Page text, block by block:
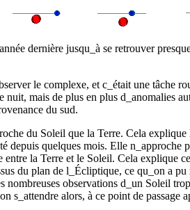
dernière jusqu_à se retrouver
le complexe, et c_était une tâche
mais de plus en plus d_anomalies
du sud.
du Soleil que la Terre. Cela
quelques mois. Elle n_approche
la Terre et le Soleil. Cela explique
du plan de l_Écliptique, ce qu_on a
observations d_un Soleil
s_attendre alors, à ce point de